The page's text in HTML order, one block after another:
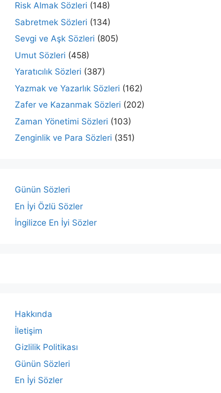
Risk Almak Sözleri (148)
Sabretmek Sözleri (134)
Sevgi ve Aşk Sözleri (805)
Umut Sözleri (458)
Yaratıcılık Sözleri (387)
Yazmak ve Yazarlık Sözleri (162)
Zafer ve Kazanmak Sözleri (202)
Zaman Yönetimi Sözleri (103)
Zenginlik ve Para Sözleri (351)
Günün Sözleri
En İyi Özlü Sözler
İngilizce En İyi Sözler
Hakkında
İletişim
Gizlilik Politikası
Günün Sözleri
En İyi Sözler